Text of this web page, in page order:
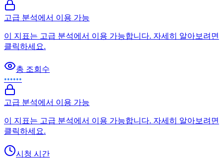
고급 분석에서 이용 가능
이 지표는 고급 분석에서 이용 가능합니다. 자세히 알아보려면
클릭하세요.
총 조회수
••••••
고급 분석에서 이용 가능
이 지표는 고급 분석에서 이용 가능합니다. 자세히 알아보려면
클릭하세요.
시청 시간